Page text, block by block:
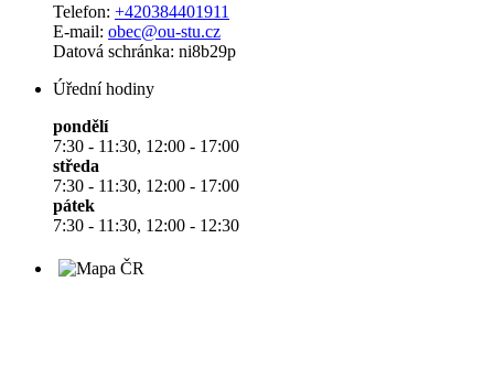
Telefon: +420384401911
E-mail: obec@ou-stu.cz
Datová schránka: ni8b29p
Úřední hodiny
pondělí
7:30 - 11:30, 12:00 - 17:00
středa
7:30 - 11:30, 12:00 - 17:00
pátek
7:30 - 11:30, 12:00 - 12:30